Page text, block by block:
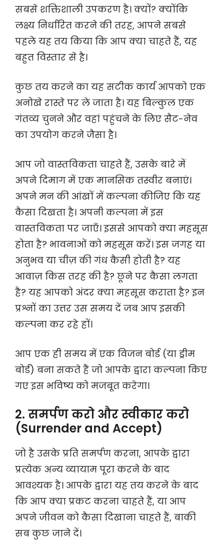
सबसे शक्तिशाली उपकरण है। क्यों? क्योंकि
लक्ष्य निर्धारित करने की तरह, आपने सबसे
पहले यह तय किया कि आप क्या चाहते हैं, यह
बहुत विस्तार से है।
कुछ तय करने का यह सटीक कार्य आपको एक
अनोखे रास्ते पर ले जाता है। यह बिल्कुल एक
गंतव्य चुनने और वहां पहुंचने के लिए सैट-नेव
का उपयोग करने जैसा है।
आप जो वास्तविकता चाहते हैं, उसके बारे में
अपने दिमाग में एक मानसिक तस्वीर बनाएं।
अपने मन की आंखों में कल्पना कीजिए कि यह
कैसा दिखता है। अपनी कल्पना में इस
वास्तविकता पर जाएँ। इससे आपको क्या महसूस
होता है? भावनाओं को महसूस करें। इस जगह या
अनुभव या चीज़ की गंध कैसी होती है? यह
आवाज़ किस तरह की है? छूने पर कैसा लगता
है? यह आपको अंदर क्या महसूस कराता है? इन
प्रश्नों का उत्तर उस समय दें जब आप इसकी
कल्पना कर रहे हों।
आप एक ही समय में एक विजन बोर्ड (या ड्रीम
बोर्ड) बना सकते हैं जो आपके द्वारा कल्पना किए
गए इस भविष्य को मजबूत करेगा।
2. समर्पण करो और स्वीकार करो
(Surrender and Accept)
जो है उसके प्रति समर्पण करना, आपके द्वारा
प्रत्येक अन्य व्यायाम पूरा करने के बाद
आवश्यक है। आपके द्वारा यह तय करने के बाद
कि आप क्या प्रकट करना चाहते हैं, या आप
अपने जीवन को कैसा दिखाना चाहते हैं, बाकी
सब कुछ जाने दें।